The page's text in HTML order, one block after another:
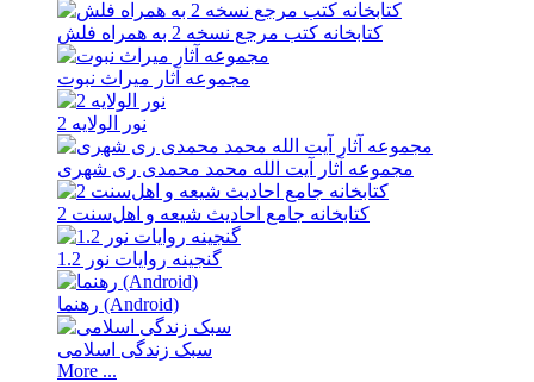
کتابخانه کتب مرجع نسخه 2 به همراه فلش
مجموعه آثار میراث نبوت
نور الولایه 2
مجموعه آثار آیت ‌الله محمد محمدی ری‌ شهری
کتابخانه جامع احادیث شیعه و اهل‌‌سنت 2
گنجینه روایات نور 1.2
رهنما (Android)
سبک زندگى اسلامى
More ...